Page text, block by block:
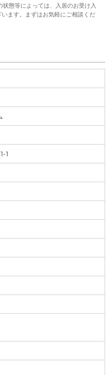
態等によっては、入居のお受け入
ます。まずはお気軽にご相談くだ
1